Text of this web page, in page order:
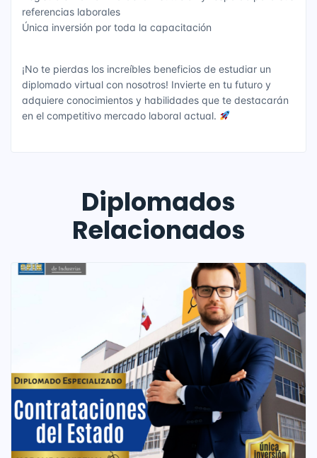
referencias laborales
Única inversión por toda la capacitación
¡No te pierdas los increíbles beneficios de estudiar un
diplomado virtual con nosotros! Invierte en tu futuro y
adquiere conocimientos y habilidades que te destacarán
en el competitivo mercado laboral actual.
Diplomados
Relacionados